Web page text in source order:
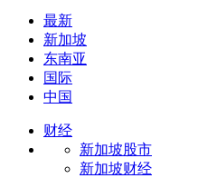
最新
新加坡
东南亚
国际
中国
财经
新加坡股市
新加坡财经